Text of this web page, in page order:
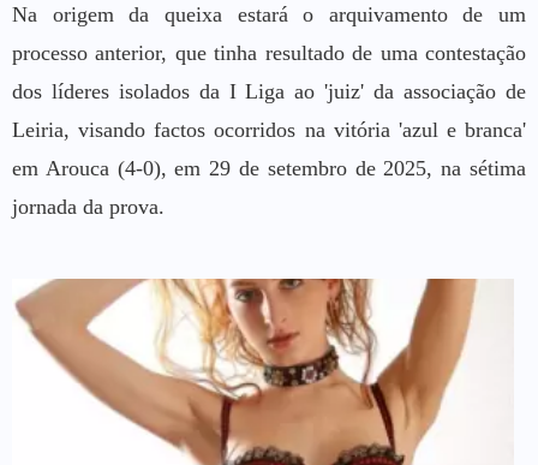
Na origem da queixa estará o arquivamento de um
processo anterior, que tinha resultado de uma contestação
dos líderes isolados da I Liga ao 'juiz' da associação de
Leiria, visando factos ocorridos na vitória 'azul e branca'
em Arouca (4-0), em 29 de setembro de 2025, na sétima
jornada da prova.